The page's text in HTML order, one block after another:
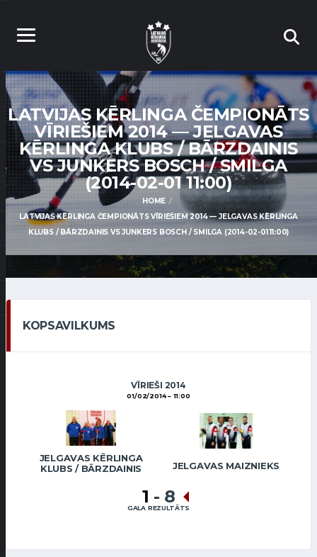
LATVIJAS KĒRLINGA ČEMPIONĀTS
VĪRIEŠIEM 2014 — JELGAVAS
KĒRLINGA KLUBS / BĀRZDAINIS
VS JUNKERS BOSCH / SMILGA
(2014-02-01 11:00)
HOME
LATVIJAS KĒRLINGA ČEMPIONĀTS VĪRIEŠIEM 2014 — JELGAVAS KĒRLINGA
KLUBS / BĀRZDAINIS VS JUNKERS BOSCH / SMILGA (2014-02-01 11:00)
KOPSAVILKUMS
VĪRIEŠI 2014
01/02/2014 11:00
JELGAVAS KĒRLINGA
KLUBS / BĀRZDAINIS
JELGAVAS MAIZNIEKS
1 - 8
GALA REZULTĀTS